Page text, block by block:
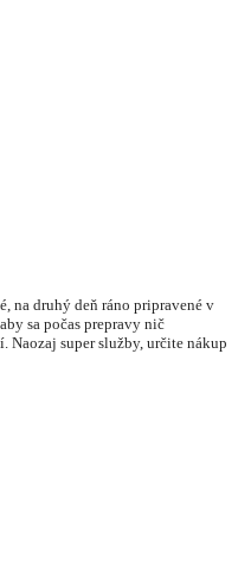
na druhý deň ráno pripravené v
sa počas prepravy nič
Naozaj super služby, určite nákup